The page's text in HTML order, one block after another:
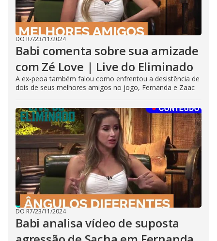
DO R7/23/11/2024
Babi comenta sobre sua amizade
com Zé Love | Live do Eliminado
A ex-peoa também falou como enfrentou a desistência de
dois de seus melhores amigos no jogo, Fernanda e Zaac
DO R7/23/11/2024
Babi analisa vídeo de suposta